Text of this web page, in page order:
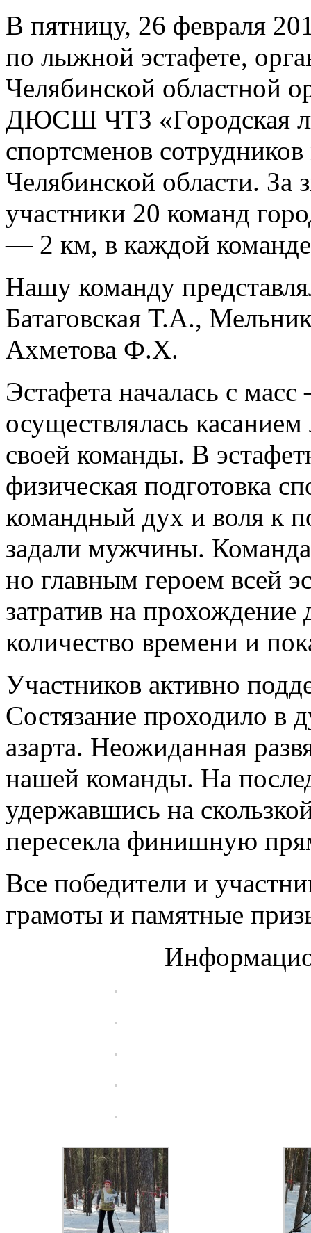
В пятницу, 26 февраля
по лыжной эстафете,
Челябинской областной
ДЮСШ ЧТЗ «Городская
спортсменов
Челябинской области. За
участники 20 команд
— 2 км, в каждой
Нашу команду
Батаговская Т.А.,
Ахметова Ф.Х.
Эстафета началась с
осуществлялась
своей команды. В
физическая подготовка
командный дух и воля к
задали мужчины.
но главным героем всей
затратив на
количество времени и
Участников активно
Состязание проходило в
азарта. Неожиданная
нашей команды. На
удержавшись на
пересекла финишную
Все победители и
грамоты и памятные